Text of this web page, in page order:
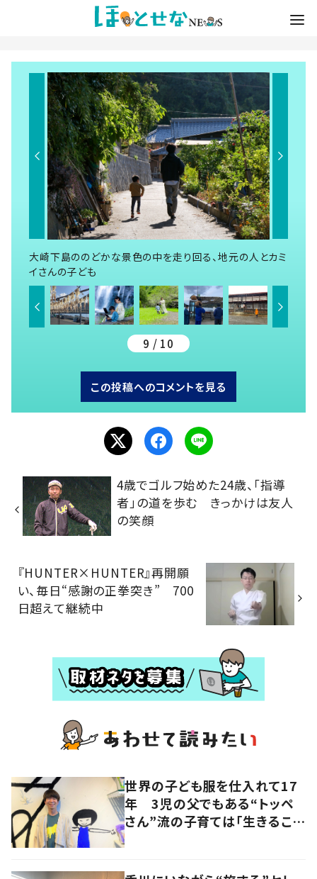
大崎下島ののどかな景色の中を走り回る、地元の人とカミ
イさんの子ども
9 / 10
この投稿へのコメントを見る
4歳でゴルフ始めた24歳、「指導
者」の道を歩む きっかけは友人
の笑顔
『HUNTER×HUNTER』再開願
い、毎日“感謝の正拳突き” 700
日超えて継続中
世界の子ども服を仕入れて17
年 3児の父でもある“トッペ
さん”流の子育ては「生きること